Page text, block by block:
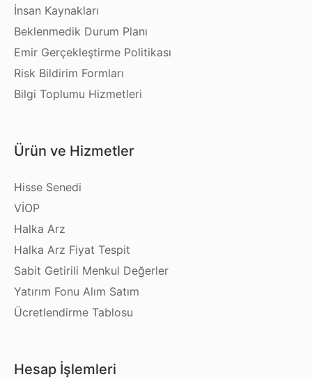
İnsan Kaynakları
Beklenmedik Durum Planı
Emir Gerçekleştirme Politikası
Risk Bildirim Formları
Bilgi Toplumu Hizmetleri
Ürün ve Hizmetler
Hisse Senedi
VİOP
Halka Arz
Halka Arz Fiyat Tespit
Sabit Getirili Menkul Değerler
Yatırım Fonu Alım Satım
Ücretlendirme Tablosu
Hesap İşlemleri